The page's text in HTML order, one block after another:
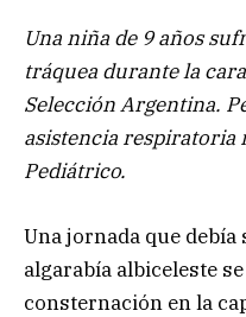
Una niña de 9 años
tráquea durante la
Selección Argentina.
asistencia respiratoria
Pediátrico.
Una jornada que
algarabía albiceleste
consternación en la